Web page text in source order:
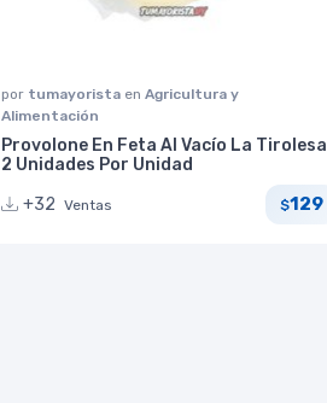
por tumayorista en Agricultura y
Alimentación
Provolone En Feta Al Vacío La Tirolesa
2 Unidades Por Unidad
+32 Ventas $129